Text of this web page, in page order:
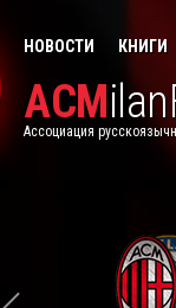
НОВОСТИ КНИГИ
ACM
Ассоциация